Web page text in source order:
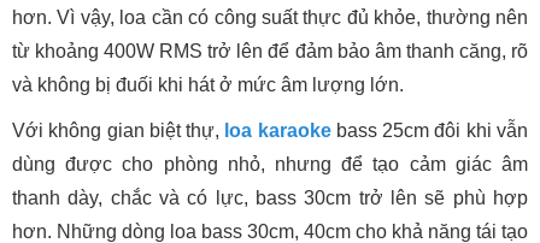
hơn. Vì vậy, loa cần có công suất thực đủ khỏe, thường nên
từ khoảng 400W RMS trở lên để đảm bảo âm thanh căng, rõ
và không bị đuối khi hát ở mức âm lượng lớn.
Với không gian biệt thự, loa karaokebass 25cm đôi khi vẫn
dùng được cho phòng nhỏ, nhưng để tạo cảm giác âm
thanh dày, chắc và có lực, bass 30cm trở lên sẽ phù hợp
hơn. Những dòng loa bass 30cm, 40cm cho khả năng tái tạo